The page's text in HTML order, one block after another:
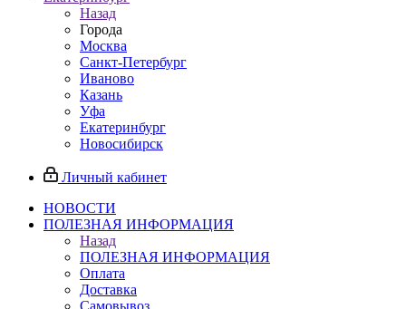
Назад
Города
Москва
Санкт-Петербург
Иваново
Казань
Уфа
Екатеринбург
Новосибирск
Личный кабинет
НОВОСТИ
ПОЛЕЗНАЯ ИНФОРМАЦИЯ
Назад
ПОЛЕЗНАЯ ИНФОРМАЦИЯ
Оплата
Доставка
Самовывоз